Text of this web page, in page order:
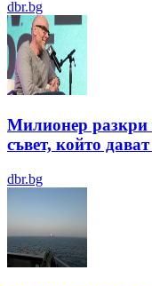
dbr.bg
Милионер разкри
съвет, който
dbr.bg